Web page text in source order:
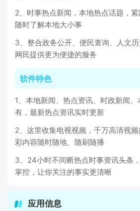
2、时事热点新闻，本地热点话题，紧
随时了解本地大小事
3、整合政务公开、便民查询、人文
网民提供更为便捷的服务
软件特色
1、本地新闻、热点资讯、时政新闻
有，最新热点资讯实时更新
2、这里收集电视视频，千万高清视
彩内容随时随地、随刷随播
3、24小时不间断热点时事资讯头条
掌控，让你关注的事实更清晰
应用信息